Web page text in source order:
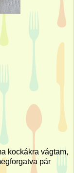
kockákra vágtam,
pár